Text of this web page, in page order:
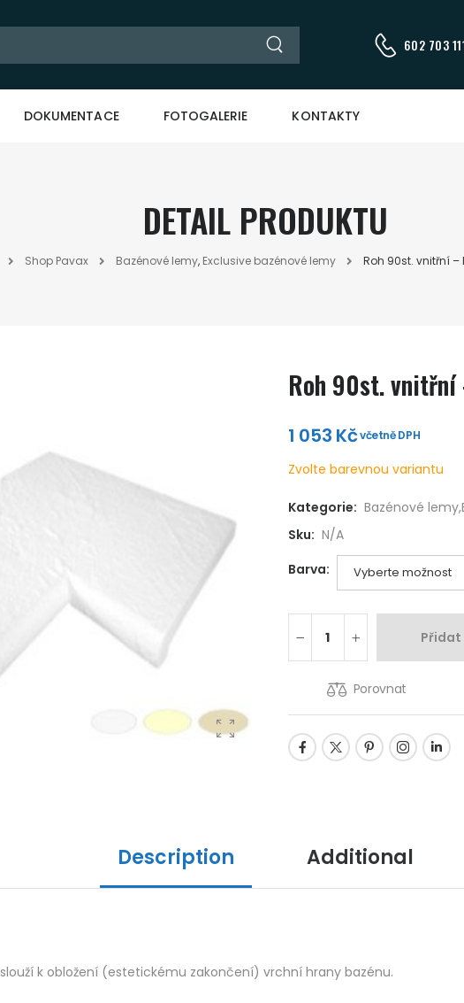
602 703
DOKUMENTACE FOTOGALERIE KONTAKTY
DETAIL PRODUKTU
Shop Pavax Bazénové lemy, Exclusive bazénové lemy Roh 90st. vnitřní –
Roh 90st. vnitřní
1 053 Kčvčetně DPH
Zvolte barevnou variantu
Kategorie: Bazénové lemy,
Sku: N/A
Barva:
Přidat
Porovnat
Description Additional
slouží k obložení (estetickému zakončení) vrchní hrany bazénu.